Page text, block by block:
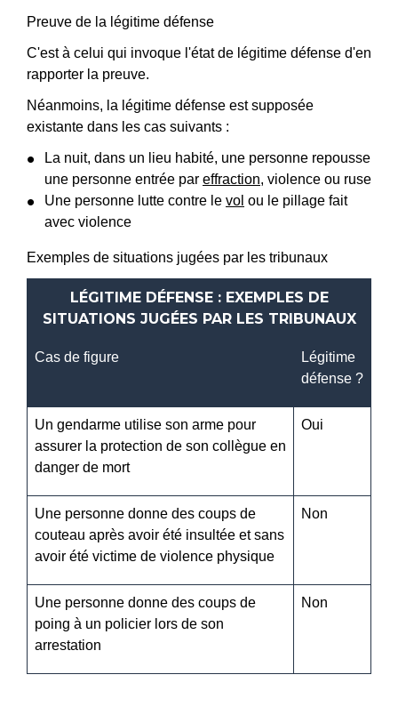
Preuve de la légitime défense
C'est à celui qui invoque l'état de légitime défense d'en
rapporter la preuve.
Néanmoins, la légitime défense est supposée
existante dans les cas suivants :
La nuit, dans un lieu habité, une personne repousse
une personne entrée par effraction, violence ou ruse
Une personne lutte contre le vol ou le pillage fait
avec violence
Exemples de situations jugées par les tribunaux
LÉGITIME DÉFENSE : EXEMPLES DE
SITUATIONS JUGÉES PAR LES TRIBUNAUX
Cas de figure
Légitime
défense ?
Un gendarme utilise son arme pour
assurer la protection de son collègue en
danger de mort
Oui
Une personne donne des coups de
couteau après avoir été insultée et sans
avoir été victime de violence physique
Non
Une personne donne des coups de
poing à un policier lors de son
arrestation
Non